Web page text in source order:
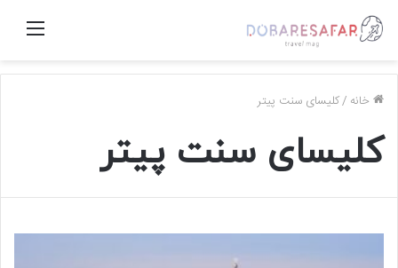
منو
خانه /کلیسای سنت پیتر
کلیسای سنت پیتر